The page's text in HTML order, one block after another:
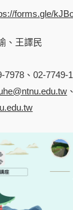
forms.gle/
、王譯民
7978、02-7749-
、